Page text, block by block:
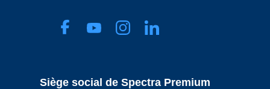
Siège social de Spectra Premium